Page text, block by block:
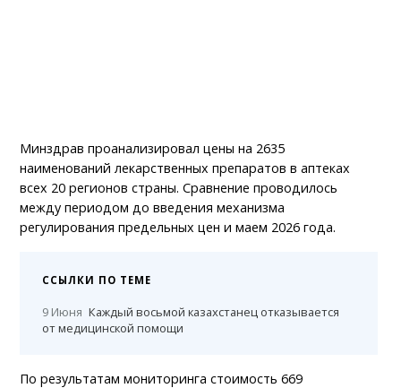
Минздрав проанализировал цены на 2635
наименований лекарственных препаратов в аптеках
всех 20 регионов страны. Сравнение проводилось
между периодом до введения механизма
регулирования предельных цен и маем 2026 года.
ССЫЛКИ ПО ТЕМЕ
9 Июня Каждый восьмой казахстанец отказывается
от медицинской помощи
По результатам мониторинга стоимость 669